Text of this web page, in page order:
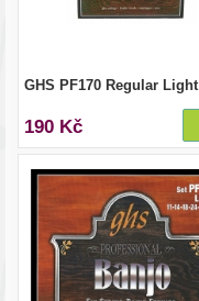
GHS PF170 Regular Light
190 Kč